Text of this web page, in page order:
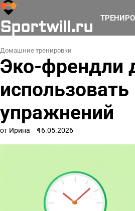
Перейти
содержимому
Sportwill.ru
Домашние тренировки
Эко-френдли
упражнений
от Ирина 16.05.2026